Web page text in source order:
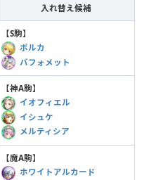
入れ替え候補
【S駒】
ポルカ
バフォメット
【神A駒】
イオフィエル
イシュケ
メルティシア
【魔A駒】
ホワイトアルカード